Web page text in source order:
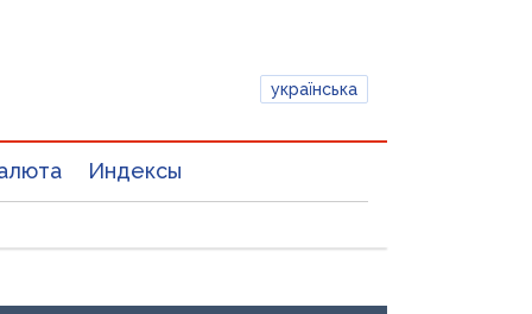
українська
Индексы